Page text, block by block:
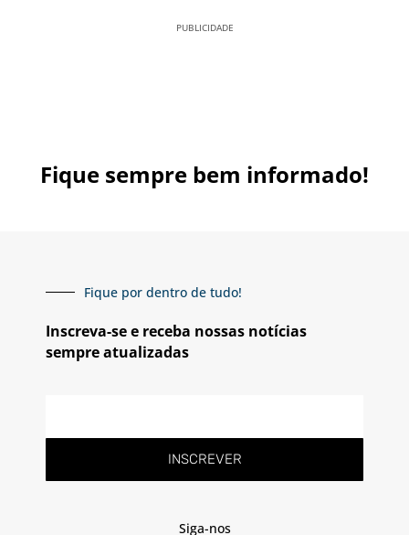
PUBLICIDADE
Fique sempre bem informado!
Fique por dentro de tudo!
Inscreva-se e receba nossas notícias
sempre atualizadas
INSCREVER
Siga-nos